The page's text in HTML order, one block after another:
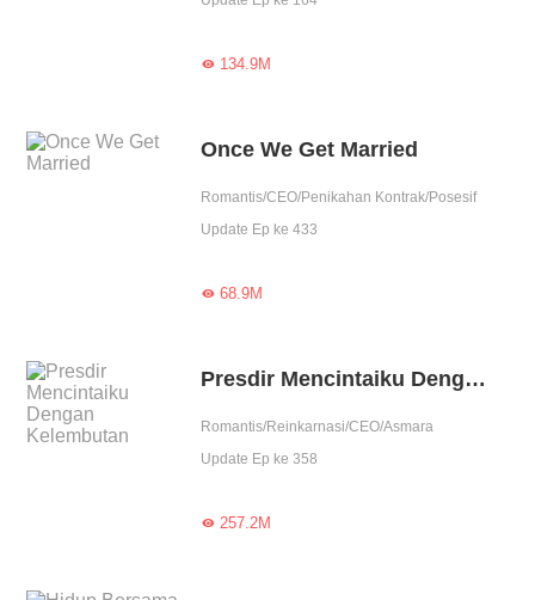
134.9M
Once We Get Married
Romantis/CEO/Penikahan Kontrak/Posesif
Update Ep ke 433
68.9M
Presdir Mencintaiku Dengan Kelembutan
Romantis/Reinkarnasi/CEO/Asmara
Update Ep ke 358
257.2M